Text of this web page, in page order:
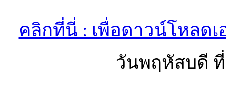
คลิกที่นี่ : เพื่อดาวน์โหลดเ
วันพฤหัสบดี ที่